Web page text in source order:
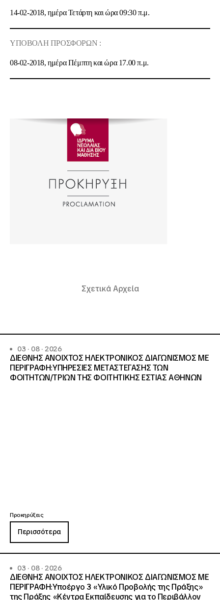
14-02-2018, ημέρα Τετάρτη και ώρα 09:30 π.μ.
ΥΠΟΒΟΛΗ ΠΡΟΣΦΟΡΩΝ :
08-02-2018, ημέρα Πέμπτη και ώρα 17.00 π.μ.
Σχετικά Αρχεία
03 · 08 · 2026
ΔΙΕΘΝΗΣ ΑΝΟΙΧΤΟΣ ΗΛΕΚΤΡΟΝΙΚΟΣ ΔΙΑΓΩΝΙΣΜΟΣ ΜΕ
ΠΕΡΙΓΡΑΦΗ:ΥΠΗΡΕΣΙΕΣ METAΣΤΕΓΑΣΗΣ ΤΩΝ
ΦΟΙΤΗΤΩΝ/ΤΡΙΩΝ ΤΗΣ ΦΟΙΤΗΤΙΚΗΣ ΕΣΤΙΑΣ ΑΘΗΝΩΝ
Προκηρύξεις
Περισσότερα
03 · 08 · 2026
ΔΙΕΘΝΗΣ ΑΝΟΙΧΤΟΣ ΗΛΕΚΤΡΟΝΙΚΟΣ ΔΙΑΓΩΝΙΣΜΟΣ ΜΕ
ΠΕΡΙΓΡΑΦΗ:Υποέργο 3 «Υλικό Προβολής της Πράξης»
της Πράξης «Κέντρα Εκπαίδευσης για το Περιβάλλον